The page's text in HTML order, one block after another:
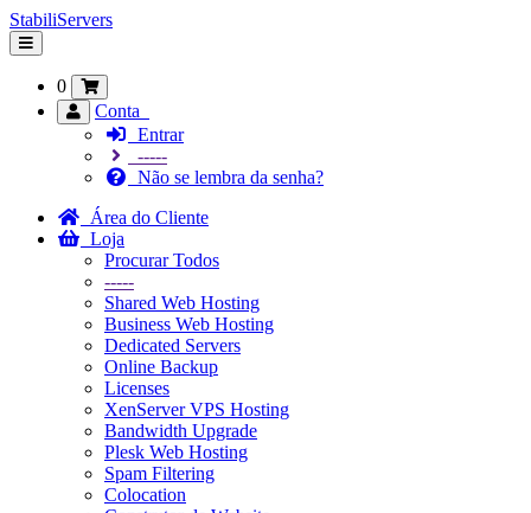
StabiliServers
Alternar
navegação
0
Conta
Entrar
-----
Não se lembra da senha?
Área do Cliente
Loja
Procurar Todos
-----
Shared Web Hosting
Business Web Hosting
Dedicated Servers
Online Backup
Licenses
XenServer VPS Hosting
Bandwidth Upgrade
Plesk Web Hosting
Spam Filtering
Colocation